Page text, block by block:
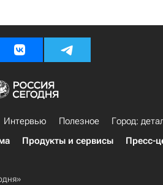
Интервью Полезное
Город:
Продукты и сервисы Пресс-